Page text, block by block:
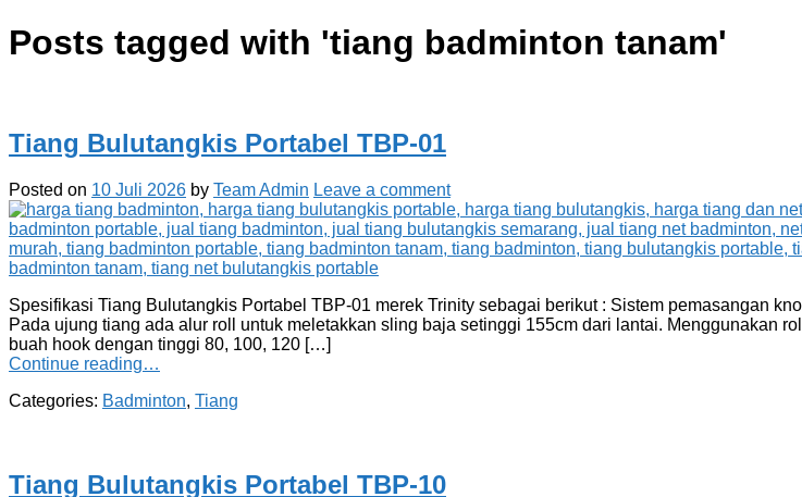
Posts tagged with 'tiang badminton tanam'
Tiang Bulutangkis Portabel TBP-01
Posted on 10 Juli 2026 by Team Admin Leave a comment
Spesifikasi Tiang Bulutangkis Portabel TBP-01 merek Trinity sebagai berikut : Sistem pemasangan
Pada ujung tiang ada alur roll untuk meletakkan sling baja setinggi 155cm dari lantai. Menggunakan
buah hook dengan tinggi 80, 100, 120 […]
Continue reading…
Categories: Badminton, Tiang
Tiang Bulutangkis Portabel TBP-10